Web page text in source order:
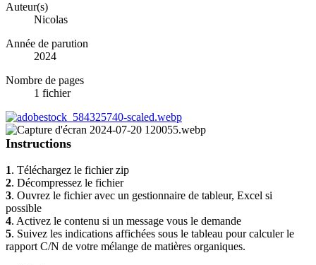
Auteur(s)
Nicolas
Année de parution
2024
Nombre de pages
1 fichier
Instructions
1. Téléchargez le fichier zip
2. Décompressez le fichier
3. Ouvrez le fichier avec un gestionnaire de tableur, Excel si
possible
4. Activez le contenu si un message vous le demande
5. Suivez les indications affichées sous le tableau pour calculer le
rapport C/N de votre mélange de matières organiques.